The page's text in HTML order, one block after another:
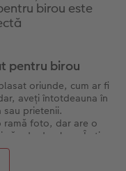
birou este
pentru birou
oriunde, cum ar fi
aveți întotdeauna în
prietenii.
ramă foto, dar are o
de derulare. În timp
lună, vă puteți
eveniment timp de